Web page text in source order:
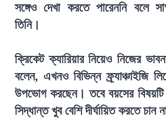
সঙ্গেও দেখা করতে পারেননি বলে
তিনি।
ক্রিকেট ক্যারিয়ার নিয়েও নিজের
বলেন, এখনও বিভিন্ন ফ্র্যাঞ্চাইজি
উপভোগ করছেন। তবে বয়সের বিষয়টি
সিদ্ধান্ত খুব বেশি দীর্ঘায়িত করতে চান